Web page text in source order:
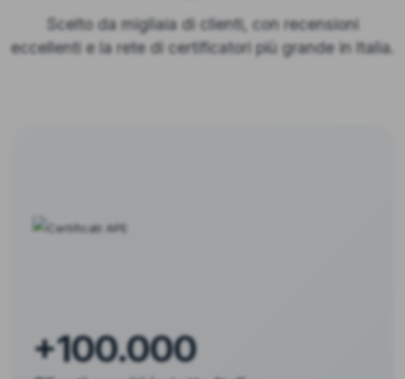
Scelto da migliaia di clienti, con recensioni
eccellenti e la rete di certificatori più grande in Italia.
+100.000